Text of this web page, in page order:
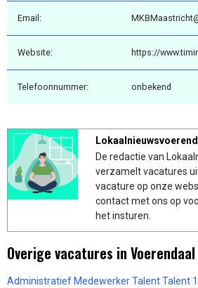
Email:
Website: https://
Telefoonnummer: onbekend
De redactie van
verzamelt vacatures
vacature op onze
contact met ons op
het insturen.
Overige vacatures in Voerendaal
Administratief Medewerker Talent Talent